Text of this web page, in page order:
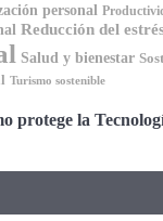
personal
Reducción del
Salud y bienestar
Turismo sostenible
protege la